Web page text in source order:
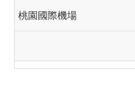
桃園國際機場